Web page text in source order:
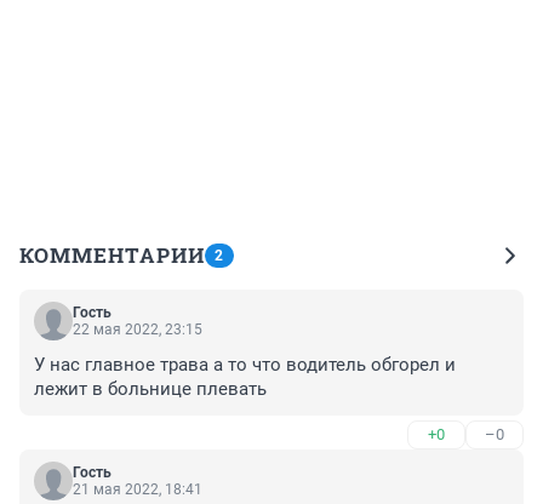
КОММЕНТАРИИ 2
Гость
22 мая 2022, 23:15
У нас главное трава а то что водитель обгорел и
лежит в больнице плевать
+0 –0
Гость
21 мая 2022, 18:41